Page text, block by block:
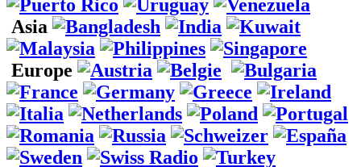
Asia
Europe